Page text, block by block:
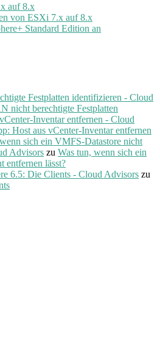
auf 8.x
von ESXi 7.x auf 8.x
Standard Edition an
Festplatten identifizieren - Cloud
nicht berechtigte Festplatten
Inventar entfernen - Cloud
Host aus vCenter-Inventar entfernen
sich ein VMFS-Datastore nicht
Advisors zu Was tun, wenn sich ein
entfernen lässt?
6.5: Die Clients - Cloud Advisors zu